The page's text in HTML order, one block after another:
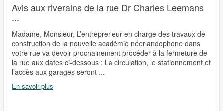
Avis aux riverains de la rue Dr Charles Leemans
...
Madame, Monsieur, L’entrepreneur en charge des travaux de
construction de la nouvelle académie néerlandophone dans
votre rue va devoir prochainement procéder à la fermeture de
la rue aux dates ci-dessous : La circulation, le stationnement et
l’accès aux garages seront ...
En savoir plus